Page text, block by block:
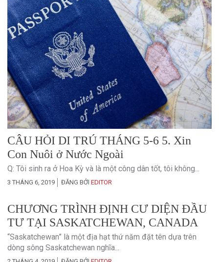
CÂU HỎI DI TRÚ THÁNG 5-6 5. Xin
Con Nuôi ở Nước Ngoài
Q: Tôi sinh ra ở Hoa Kỳ và là một công dân tốt, tôi không...
3 THÁNG 6, 2019 ĐĂNG BỞI EDITOR
CHƯƠNG TRÌNH ĐỊNH CƯ DIỆN ĐẦU
TƯ TẠI SASKATCHEWAN, CANADA
“Saskatchewan” là một địa hạt thứ năm đặt tên dựa trên
dòng sông Saskatchewan nghĩa...